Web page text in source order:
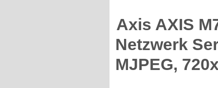
Axis AXIS
Netzwerk
MJPEG,